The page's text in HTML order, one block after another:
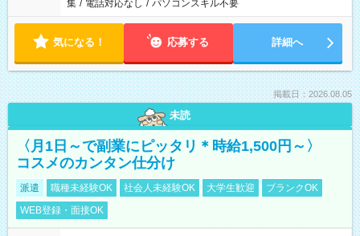
集 / 電話対応なし / パソコンスキル不要
気になる！ 応募する 詳細へ
掲載日：2026.08.05
未読
〈月1日～で副業にピッタリ＊時給1,500円～〉
コスメのカンタン仕分け
派遣 職種未経験OK 社会人未経験OK 大学生歓迎
ブランクOK
WEB登録・面接OK